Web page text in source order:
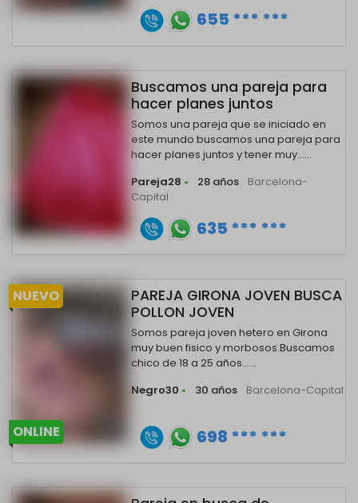
655 *** ***
Buscamos una pareja para
hacer planes juntos
Somos una pareja que se iniciado en
este mundo buscamos una pareja para
hacer planes juntos y tener muy......
Pareja28 • 28 años
Barcelona-
Capital
635 *** ***
NUEVO
ONLINE
PAREJA GIRONA JOVEN BUSCA
POLLON JOVEN
Somos pareja joven hetero en Girona
muy buen fisico y morbosos.Buscamos
chico de 18 a 25 años......
Negro30 • 30 años Barcelona-Capital
698 *** ***